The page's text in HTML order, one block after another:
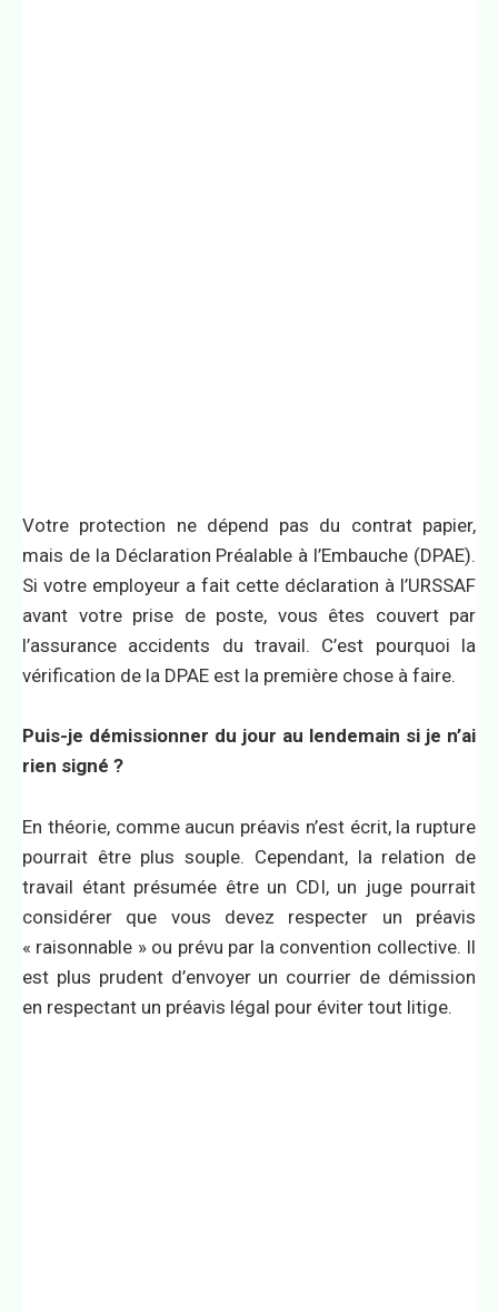
Votre protection ne dépend pas du contrat papier,
mais de la Déclaration Préalable à l’Embauche (DPAE).
Si votre employeur a fait cette déclaration à l’URSSAF
avant votre prise de poste, vous êtes couvert par
l’assurance accidents du travail. C’est pourquoi la
vérification de la DPAE est la première chose à faire.
Puis-je démissionner du jour au lendemain si je n’ai
rien signé ?
En théorie, comme aucun préavis n’est écrit, la rupture
pourrait être plus souple. Cependant, la relation de
travail étant présumée être un CDI, un juge pourrait
considérer que vous devez respecter un préavis
« raisonnable » ou prévu par la convention collective. Il
est plus prudent d’envoyer un courrier de démission
en respectant un préavis légal pour éviter tout litige.